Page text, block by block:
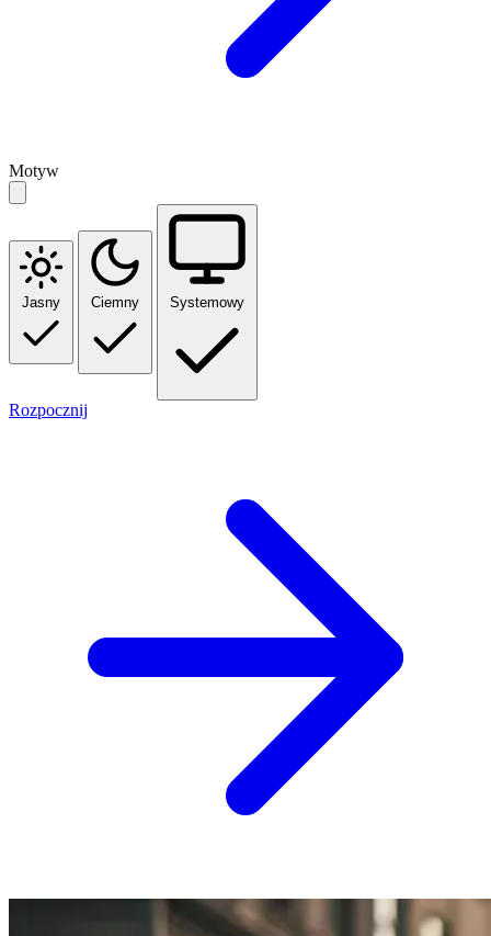
Motyw
Jasny Ciemny Systemowy
Rozpocznij